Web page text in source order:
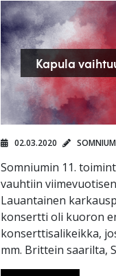
Kapula
02.03.2020
Somniumin 11.
vauhtiin
Lauantainen
konsertti oli kuoron
konserttisalikeikka,
mm. Brittein saarilta,